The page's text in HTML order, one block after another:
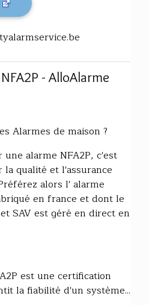
- AlloAlarme
Alarmes de maison ?
alarme NFA2P, c'est
qualité et l'assurance
alors l' alarme
en france et dont le
SAV est géré en direct en
est une certification
la fiabilité d'un système...